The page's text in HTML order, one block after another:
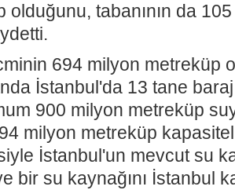
olduğunu, tabanının da
694 milyon metreküp
İstanbul'da 13 tane
900 milyon metreküp
milyon metreküp
İstanbul'un mevcut su
bir su kaynağını İstanbul